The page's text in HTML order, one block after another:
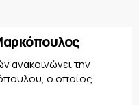
την
ο οποίος